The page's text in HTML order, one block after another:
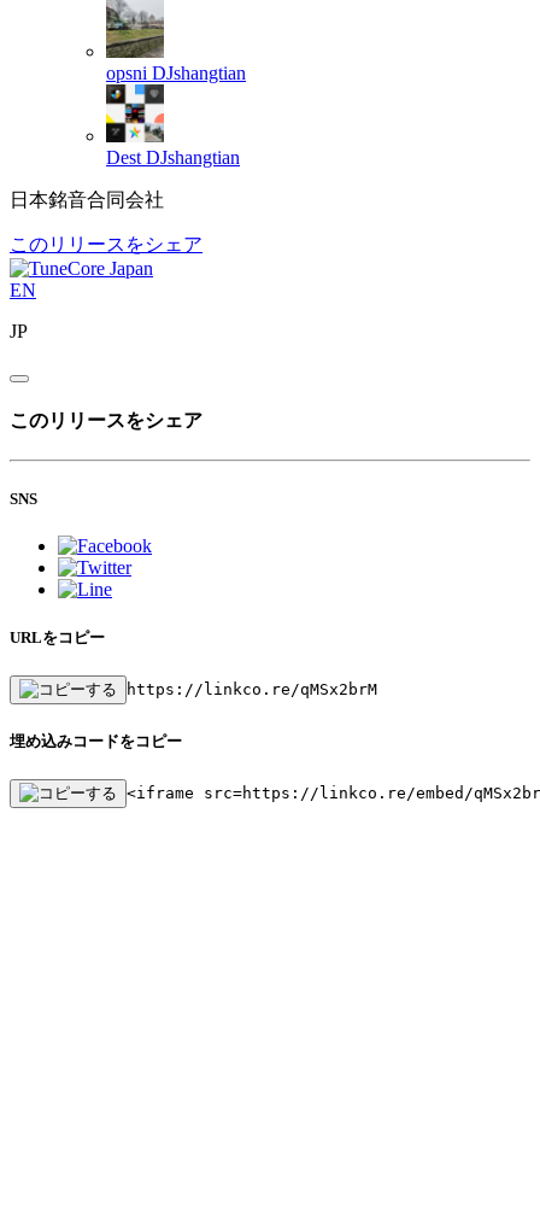
opsni DJshangtian
Dest DJshangtian
日本銘音合同会社
このリリースをシェア
EN
JP
このリリースをシェア
SNS
URLをコピー
https://linkco.re/qMSx2brM
埋め込みコードをコピー
<iframe src=https://linkco.re/embed/